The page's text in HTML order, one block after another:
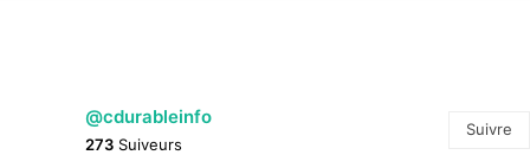
@cdurableinfo
273 Suiveurs
Suivre